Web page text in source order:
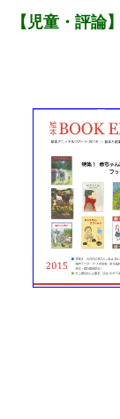
【児童・評論】